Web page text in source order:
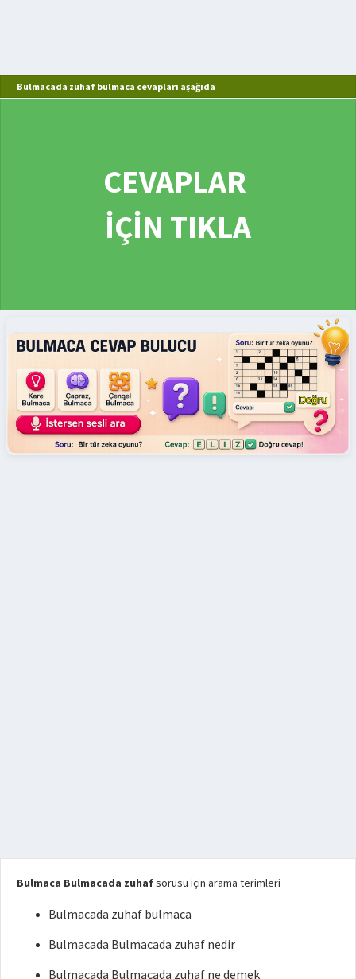
Bulmacada zuhaf bulmaca cevapları aşağıda
CEVAPLAR
İÇİN TIKLA
Bulmaca Bulmacada zuhafsorusu için arama terimleri
Bulmacada zuhaf bulmaca
Bulmacada Bulmacada zuhaf nedir
Bulmacada Bulmacada zuhaf ne demek